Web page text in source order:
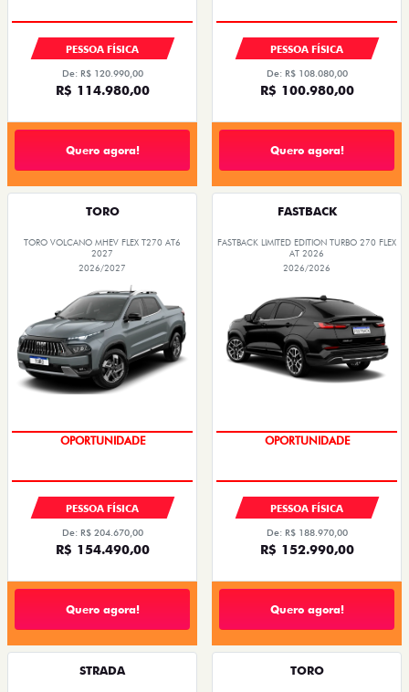
PESSOA FÍSICA
De: R$ 120.990,00
R$ 114.980,00
Quero agora!
PESSOA FÍSICA
De: R$ 108.080,00
R$ 100.980,00
Quero agora!
TORO
TORO VOLCANO MHEV FLEX T270 AT6
2027
2026/2027
OPORTUNIDADE
PESSOA FÍSICA
De: R$ 204.670,00
R$ 154.490,00
Quero agora!
FASTBACK
FASTBACK LIMITED EDITION TURBO 270 FLEX
AT 2026
2026/2026
OPORTUNIDADE
PESSOA FÍSICA
De: R$ 188.970,00
R$ 152.990,00
Quero agora!
STRADA TORO